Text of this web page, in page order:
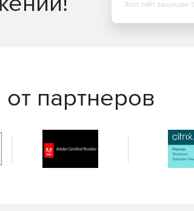
Этот сайт защищен
от партнеров